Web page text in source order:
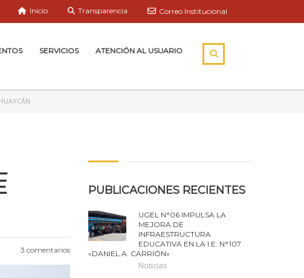
Correo Institucional
Transparencia
Inicio
SERVICIOS ATENCIÓN AL USUARIO
3 comentarios
PUBLICACIONES RECIENTES
UGEL N°06 IMPULSA LA
MEJORA DE
INFRAESTRUCTURA
EDUCATIVA EN LA I.E. N°107
«DANIEL A. CARRIÓN»
Noticias